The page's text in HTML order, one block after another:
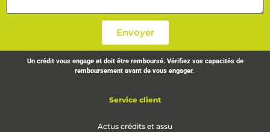
Envoyer
Un crédit vous engage et doit être remboursé. Vérifiez vos capacités de
remboursement avant de vous engager.
Service client
Actus crédits et assu